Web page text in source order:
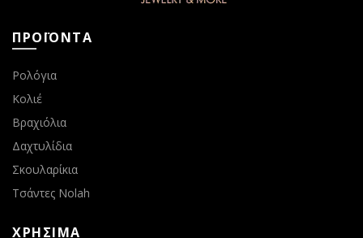
ΠΡΟΪΟΝΤΑ
Ρολόγια
Κολιέ
Βραχιόλια
Δαχτυλίδια
Σκουλαρίκια
Τσάντες Nolah
ΧΡΗΣΙΜΑ